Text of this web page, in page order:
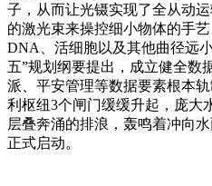
子，从而让光镊实现了全从动
的激光束来操控细小物体的手
DNA、活细胞以及其他曲径远
五”规划纲要提出，成立健全数
派、平安管理等数据要素根本
利枢纽3个闸门缓缓升起，庞大
层叠奔涌的排浪，轰鸣着冲向
正式启动。